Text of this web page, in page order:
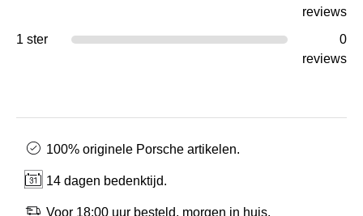
reviews
1 ster
0
reviews
100% originele Porsche artikelen.
14 dagen bedenktijd.
Voor 18:00 uur besteld, morgen in huis.